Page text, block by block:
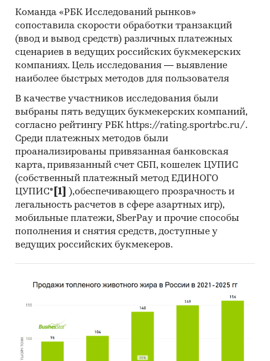
открытия обезличенных металлических
счетов;
Определить основные тенденции и
перспективы развития рынка обезличенных
металлических счетов.
Методы исследования:
Сбор и анализ первичной информации
по деятельности и программам банков;
Сбор и анализ вторичной информации
печатных и электронных, деловых и
специализированных изданий;
Mystery-Shopping путем телефонных
Категории:
Банковские, финансовые услуги
Команда «РБК Исследований рынков»
сопоставила скорости обработки транзакций
(ввод и вывод средств) различных платежных
сценариев в ведущих российских букмекерских
компаниях. Цель исследования — выявление
наиболее быстрых методов для пользователя
В качестве участников исследования были
выбраны пять ведущих букмекерских компаний,
согласно рейтингу РБК https://rating.sportrbc.ru/.
Среди платежных методов были
проанализированы привязанная банковская
карта, привязанный счет СБП, кошелек ЦУПИС
(собственный платежный метод ЕДИНОГО
ЦУПИС* [1]
),обеспечивающего прозрачность и
легальность расчетов в сфере азартных игр),
мобильные платежи, SberPay и прочие способы
пополнения и снятия средств, доступные у
ведущих российских букмекеров.